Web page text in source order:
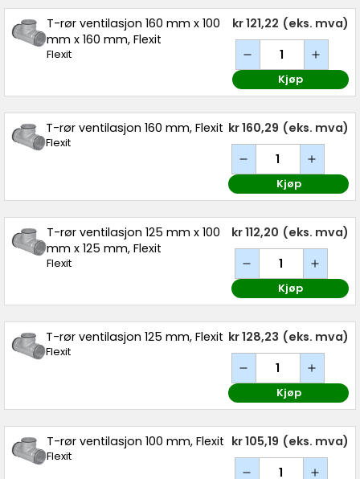
T-rør ventilasjon 160 mm x 100
mm x 160 mm, Flexit
Flexit
kr 121,22 (eks. mva)
Kjøp
T-rør ventilasjon 160 mm, Flexit
Flexit
kr 160,29 (eks. mva)
Kjøp
T-rør ventilasjon 125 mm x 100
mm x 125 mm, Flexit
Flexit
kr 112,20 (eks. mva)
Kjøp
T-rør ventilasjon 125 mm, Flexit
Flexit
kr 128,23 (eks. mva)
Kjøp
T-rør ventilasjon 100 mm, Flexit
Flexit
kr 105,19 (eks. mva)